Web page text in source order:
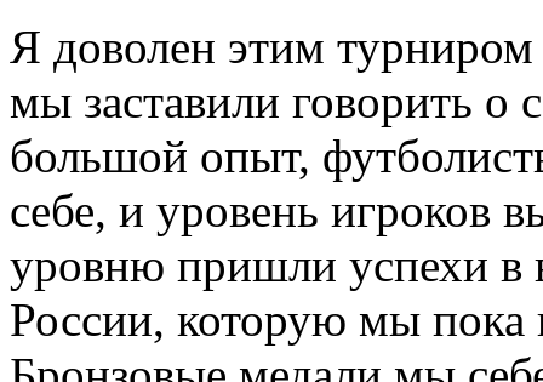
Я доволен этим
мы заставили говорить
большой опыт,
себе, и уровень игроков
уровню пришли успехи в
России, которую мы